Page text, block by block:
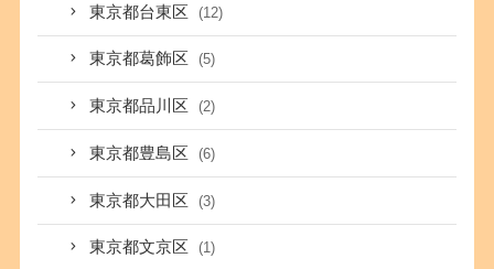
東京都台東区 (12)
東京都葛飾区 (5)
東京都品川区 (2)
東京都豊島区 (6)
東京都大田区 (3)
東京都文京区 (1)